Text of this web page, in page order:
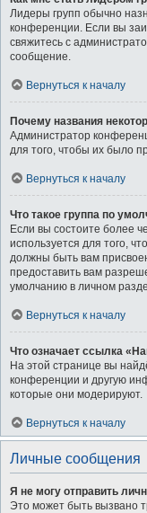
Лидеры групп обычно
конференции. Если вы
свяжитесь с
сообщение.
Вернуться к началу
Почему названия
Администратор
для того, чтобы их было
Вернуться к началу
Что такое группа по
Если вы состоите более
используется для того,
должны быть вам
предоставить вам
умолчанию в личном
Вернуться к началу
Что означает ссылка
На этой странице вы
конференции и другую
которые они модерируют.
Вернуться к началу
Личные сообщения
Я не могу отправить
Это может быть вызвано